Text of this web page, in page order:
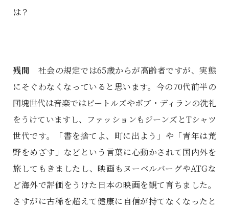
は？
残間 社会の規定では65歳からが高齢者ですが、実態
にそぐわなくなっていると思います。今の70代前半の
団塊世代は音楽ではビートルズやボブ・ディランの洗礼
をうけていますし、ファッションもジーンズとTシャツ
世代です。「書を捨てよ、町に出よう」や「青年は荒
野をめざす」などという言葉に心動かされて国内外を
旅してもきましたし、映画もヌーベルバーグやATGな
ど海外で評価をうけた日本の映画を観て育ちました。
さすがに古稀を超えて健康に自信が持てなくなったと